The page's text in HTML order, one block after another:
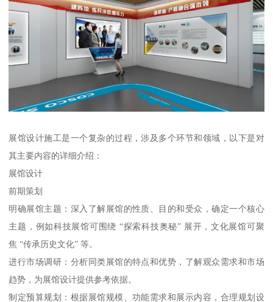
展馆设计施工是一个复杂的过程，涉及多个环节和领域，以下是对
其主要内容的详细介绍：
展馆设计
前期策划
明确展馆主题：深入了解展馆的性质、目的和受众，确定一个核心
主题，例如科技展馆可围绕 “探索科技奥秘” 展开，文化展馆可聚
焦 “传承历史文化” 等。
进行市场调研：分析同类展馆的特点和优势，了解观众需求和市场
趋势，为展馆设计提供参考依据。
制定预算规划：根据展馆规模、功能需求和展示内容，合理规划设